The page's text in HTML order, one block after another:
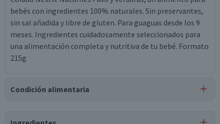
bebés con ingredientes 100% naturales. Sin preservantes,
sin sal añadida y libre de gluten. Para guaguas desde los 9
meses. Ingredientes cuidadosamente seleccionados para
una alimentación completa y nutritiva de tu bebé. Formato
215g
Condición alimentaria